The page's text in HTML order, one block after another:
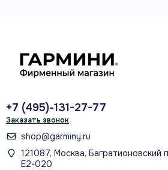
+7 (495)-131-27-77
Заказать звонок
shop@garminy.ru
121087, Москва,
Е2-020